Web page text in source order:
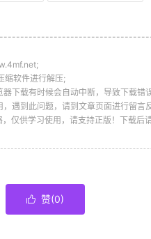
缩软件进行解压;
下载有时候会自动中断，导致下载错
遇到此问题，请到文章页面进行留言
仅供学习使用，请支持正版！下载后请
 赞(0)